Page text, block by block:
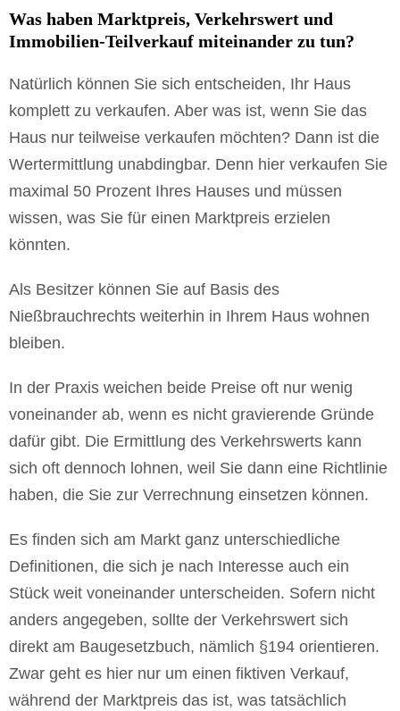
Was haben Marktpreis, Verkehrswert und
Immobilien-Teilverkauf miteinander zu tun?
Natürlich können Sie sich entscheiden, Ihr Haus
komplett zu verkaufen. Aber was ist, wenn Sie das
Haus nur teilweise verkaufen möchten? Dann ist die
Wertermittlung unabdingbar. Denn hier verkaufen Sie
maximal 50 Prozent Ihres Hauses und müssen
wissen, was Sie für einen Marktpreis erzielen
könnten.
Als Besitzer können Sie auf Basis des
Nießbrauchrechts weiterhin in Ihrem Haus wohnen
bleiben.
In der Praxis weichen beide Preise oft nur wenig
voneinander ab, wenn es nicht gravierende Gründe
dafür gibt. Die Ermittlung des Verkehrswerts kann
sich oft dennoch lohnen, weil Sie dann eine Richtlinie
haben, die Sie zur Verrechnung einsetzen können.
Es finden sich am Markt ganz unterschiedliche
Definitionen, die sich je nach Interesse auch ein
Stück weit voneinander unterscheiden. Sofern nicht
anders angegeben, sollte der Verkehrswert sich
direkt am Baugesetzbuch, nämlich §194 orientieren.
Zwar geht es hier nur um einen fiktiven Verkauf,
während der Marktpreis das ist, was tatsächlich